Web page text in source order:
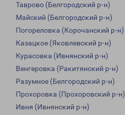
Таврово (Белгородский р-н)
Майский (Белгородский р-н)
Погореловка (Корочанский р-н)
Казацкое (Яковлевский р-н)
Курасовка (Ивнянский р-н)
Венгеровка (Ракитянский р-н)
Разумное (Белгородский р-н)
Прохоровка (Прохоровский р-н)
Ивня (Ивнянский р-н)